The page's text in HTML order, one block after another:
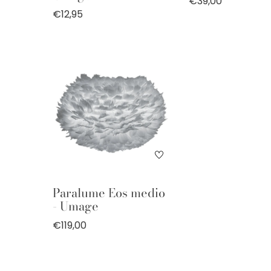
€12,95
Paralume Eos medio
- Umage
€119,00